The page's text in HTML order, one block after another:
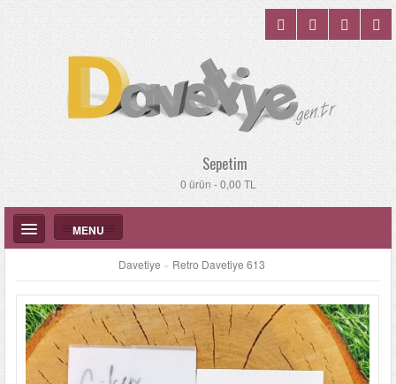
Sepetim
0 ürün - 0,00 TL
MENU
DÜĞÜN DAVETIYELERI
KATALOGLAR
Davetiye » Retro Davetiye 613